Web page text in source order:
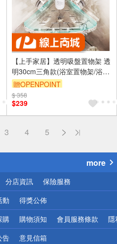
【上手家居】透明吸盤置物架 透
明30cm三角款(浴室置物架/浴室
收納架收納架/轉角架)
贈OPENPOINT
訂單滿999享9折
$ 358
$239
3 4 5
心！
more
分店資訊 保險服務
動 得獎公佈
購 購物須知 會員服務條款 隱
告 意見信箱